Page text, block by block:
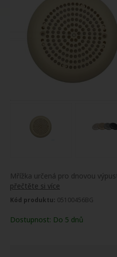
Mřížka určená pro dnovou
přečtěte si více
Kód produktu: 05100456BG
Dostupnost: Do 5 dnů